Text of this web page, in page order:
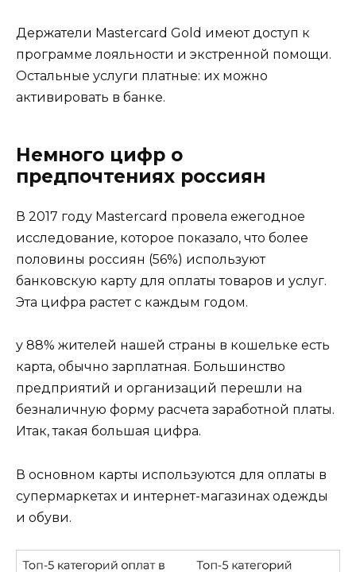
Держатели Mastercard Gold имеют доступ к
программе лояльности и экстренной помощи.
Остальные услуги платные: их можно
активировать в банке.
Немного цифр о
предпочтениях россиян
В 2017 году Mastercard провела ежегодное
исследование, которое показало, что более
половины россиян (56%) используют
банковскую карту для оплаты товаров и услуг.
Эта цифра растет с каждым годом.
у 88% жителей нашей страны в кошельке есть
карта, обычно зарплатная. Большинство
предприятий и организаций перешли на
безналичную форму расчета заработной платы.
Итак, такая большая цифра.
В основном карты используются для оплаты в
супермаркетах и ​​интернет-магазинах одежды
и обуви.